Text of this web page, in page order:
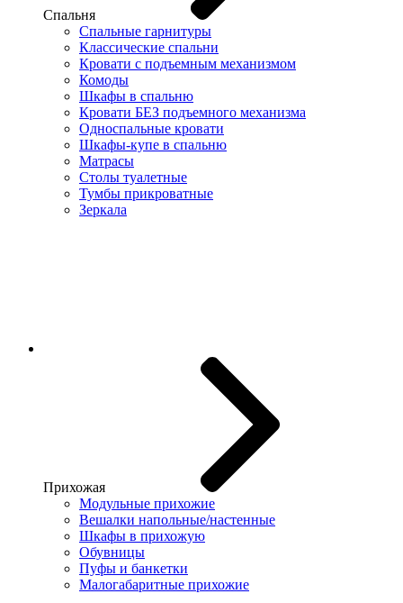
Спальня
Спальные гарнитуры
Классические спальни
Кровати с подъемным механизмом
Комоды
Шкафы в спальню
Кровати БЕЗ подъемного механизма
Односпальные кровати
Шкафы-купе в спальню
Матрасы
Столы туалетные
Тумбы прикроватные
Зеркала
Прихожая
Модульные прихожие
Вешалки напольные/настенные
Шкафы в прихожую
Обувницы
Пуфы и банкетки
Малогабаритные прихожие